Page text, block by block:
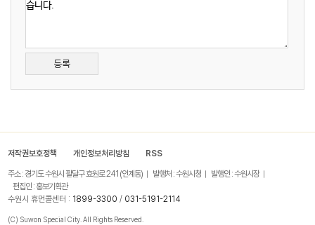
등록
저작권보호정책 개인정보처리방침 RSS
주소 : 경기도 수원시 팔달구 효원로 241 (인계동) 발행처 : 수원시청
발행인 : 수원시장
편집인 : 홍보기획관
수원시 휴먼콜센터 : 1899-3300 / 031-5191-2114
(C) Suwon Special City. All Rights Reserved.